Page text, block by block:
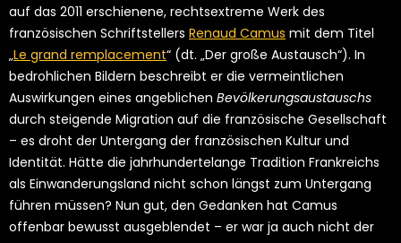
auf das 2011 erschienene, rechtsextreme Werk des
französischen Schriftstellers Renaud Camus mit dem Titel
„Le grand remplacement“ (dt. „Der große Austausch“). In
bedrohlichen Bildern beschreibt er die vermeintlichen
Auswirkungen eines angeblichen Bevölkerungsaustauschs
durch steigende Migration auf die französische Gesellschaft
– es droht der Untergang der französischen Kultur und
Identität. Hätte die jahrhundertelange Tradition Frankreichs
als Einwanderungsland nicht schon längst zum Untergang
führen müssen? Nun gut, den Gedanken hat Camus
offenbar bewusst ausgeblendet – er war ja auch nicht der